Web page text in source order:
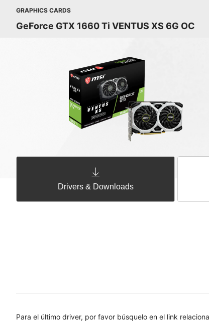
GRAPHICS CARDS
GeForce GTX 1660 Ti VENTUS XS 6G OC
Drivers & Downloads
Para el último driver, por favor búsquelo en el link